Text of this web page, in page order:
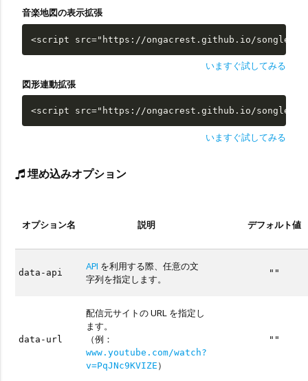
音楽地図の表示拡張
<script src="https://ongacrest.github.io/songle-
いますぐ試してみる
図形連動拡張
<script src="https://ongacrest.github.io/songle-
いますぐ試してみる
埋め込みオプション
オプション名 説明 デフォルト値
data-api
API を利用する際、任意の文
字列を指定します。
""
data-url
配信元サイトの URL を指定し
ます。
（例：
www.youtube.com/watch?
v=PqJNc9KVIZE ）
""